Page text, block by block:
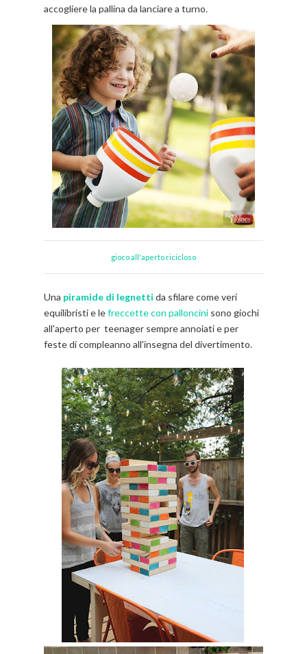
accogliere la pallina da lanciare a turno.
gioco all'aperto ricicloso
Una piramide di legnetti da sfilare come veri
equilibristi e lefreccette con palloncini sono giochi
all'aperto per teenager sempre annoiati e per
feste di compleanno all'insegna del divertimento.